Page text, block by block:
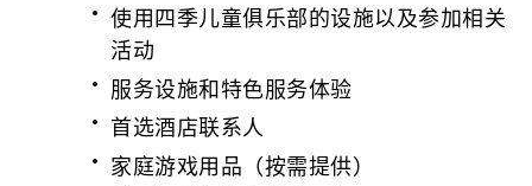
使用四季儿童俱乐部的设施以及参加相关
活动
服务设施和特色服务体验
首选酒店联系人
家庭游戏用品（按需提供）